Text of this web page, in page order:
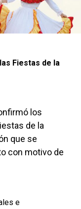
Fiestas de la
los
de la
que se
con motivo de
e